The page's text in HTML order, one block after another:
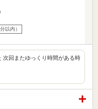
以内）
次回またゆっくり時間がある時